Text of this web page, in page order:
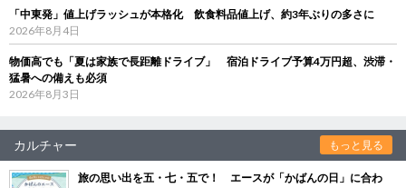
「中東発」値上げラッシュが本格化 飲食料品値上げ、約3年ぶりの多さに
2026年8月4日
物価高でも「夏は家族で長距離ドライブ」 宿泊ドライブ予算4万円超、渋滞・
猛暑への備えも必須
2026年8月3日
カルチャー もっと見る
旅の思い出を五・七・五で！ エースが「かばんの日」に合わ